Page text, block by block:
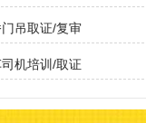
吊取证/复审
机培训/取证